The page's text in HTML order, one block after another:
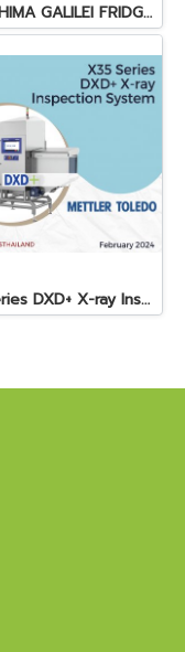
FUKUSHIMA GALILEI FRIDGE GLASS DOOR FREEZER
X35 Series DXD+ X-ray Inspection System